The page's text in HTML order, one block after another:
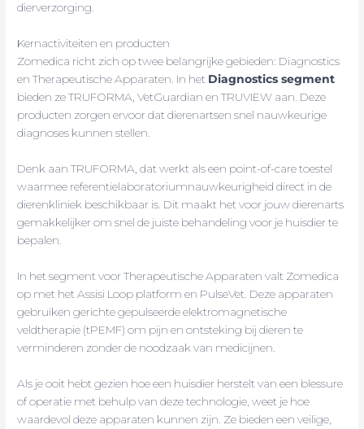
dierverzorging.
Kernactiviteiten en producten
Zomedica richt zich op twee belangrijke gebieden: Diagnostics
en Therapeutische Apparaten. In het Diagnostics segment
bieden ze TRUFORMA, VetGuardian en TRUVIEW aan. Deze
producten zorgen ervoor dat dierenartsen snel nauwkeurige
diagnoses kunnen stellen.
Denk aan TRUFORMA, dat werkt als een point-of-care toestel
waarmee referentielaboratoriumnauwkeurigheid direct in de
dierenkliniek beschikbaar is. Dit maakt het voor jouw dierenarts
gemakkelijker om snel de juiste behandeling voor je huisdier te
bepalen.
In het segment voor Therapeutische Apparaten valt Zomedica
op met het Assisi Loop platform en PulseVet. Deze apparaten
gebruiken gerichte gepulseerde elektromagnetische
veldtherapie (tPEMF) om pijn en ontsteking bij dieren te
verminderen zonder de noodzaak van medicijnen.
Als je ooit hebt gezien hoe een huisdier herstelt van een blessure
of operatie met behulp van deze technologie, weet je hoe
waardevol deze apparaten kunnen zijn. Ze bieden een veilige,